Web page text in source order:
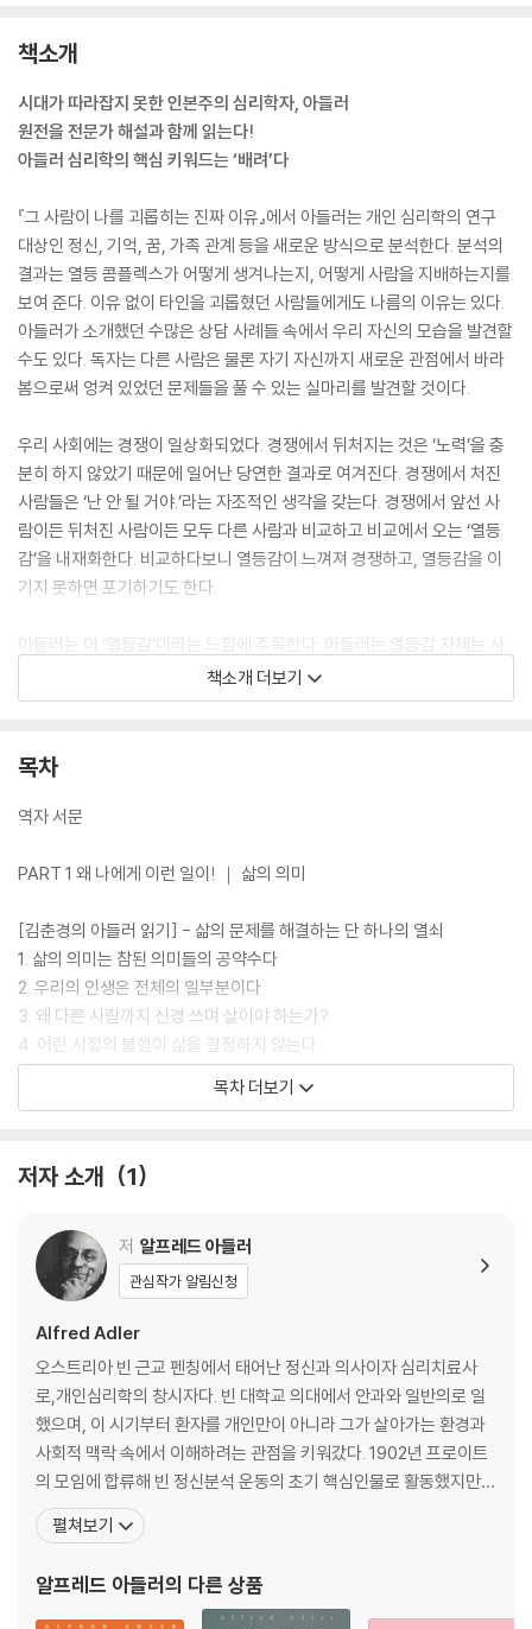
책소개
시대가 따라잡지 못한 인본주의 심리학자, 아들러
원전을 전문가 해설과 함께 읽는다!
아들러 심리학의 핵심 키워드는 ‘배려’다
『그 사람이 나를 괴롭히는 진짜 이유』에서 아들러는 개인 심리학의 연구
대상인 정신, 기억, 꿈, 가족 관계 등을 새로운 방식으로 분석한다. 분석의
결과는 열등 콤플렉스가 어떻게 생겨나는지, 어떻게 사람을 지배하는지를
보여 준다. 이유 없이 타인을 괴롭혔던 사람들에게도 나름의 이유는 있다.
아들러가 소개했던 수많은 상담 사례들 속에서 우리 자신의 모습을 발견할
수도 있다. 독자는 다른 사람은 물론 자기 자신까지 새로운 관점에서 바라
봄으로써 엉켜 있었던 문제들을 풀 수 있는 실마리를 발견할 것이다.
우리 사회에는 경쟁이 일상화되었다. 경쟁에서 뒤처지는 것은 ‘노력’을 충
분히 하지 않았기 때문에 일어난 당연한 결과로 여겨진다. 경쟁에서 처진
사람들은 ‘난 안 될 거야.’라는 자조적인 생각을 갖는다. 경쟁에서 앞선 사
람이든 뒤처진 사람이든 모두 다른 사람과 비교하고 비교에서 오는 ‘열등
감’을 내재화한다. 비교하다보니 열등감이 느껴져 경쟁하고, 열등감을 이
기지 못하면 포기하기도 한다.
아들러는 이 ‘열등감’이라는 느낌에 주목한다. 아들러는 열등감 자체는 사
람을 움직이게 하는 동력이지만 지나치게 되면 문제가 된다고 본다. 그 문
제란 바로 ‘타인에 대한 관심의 결여’다. 경쟁에서 승리한 사람들은 열등감
서 밀려난 사람들은 무기력해져 타인에게 의지하려 한다. 지나친 열등감에
이지 않는다.
서로에 대한 관심과 배려가 부족해지는 순간, 사람들은 자신의 열등감 극
사람, 스스로를 과시하느라 다른 사람을 무시하는 사람, 무신경한 말들로
상처를 주는 사람……. 도무지 이해할 수 없을 만큼 계속 나를 괴롭히는 사
람들이 주변에 있는가? 그렇다면 이 책에 있는 아들러의 목소리에 귀를 기
울여 보자.
『그 사람이 나를 괴롭히는 진짜 이유』는 알프레트 아들러가 1931년에 저
술한 대표 저서 『What Life Could Mean to You I』를 옮긴 책이다. 『행
적으로 분석하고 있다.
책소개 더보기
목차
역자 서문
PART 1 왜 나에게 이런 일이! ｜ 삶의 의미
[김춘경의 아들러 읽기] - 삶의 문제를 해결하는 단 하나의 열쇠
1. 삶의 의미는 참된 의미들의 공약수다
2. 우리의 인생은 전체의 일부분이다
3. 왜 다른 사람까지 신경 쓰며 살아야 하는가?
4. 어린 시절의 불행이 삶을 결정하지 않는다
5. 모든 기억과 꿈은 선택된 기념품이다
6. 협동하는 삶에서 일어나는 일들
PART 2 이상한 행동에는 이유가 있다 ｜ 마음과 몸
[김춘경의 아들러 읽기] - 다른 사람을 ‘지배’하고 싶은 마음
1. 움직임에는 목표가 있다
2. 목표 달성의 도구, 감정
3. 육체는 정신의 특징을 반영한다
PART 3 아무것도 하지 않는 사람과 어떻게든 해내려는 사람 ｜ 열등감과
우월감
1. 타인을 노예로 만드는 전략
목차 더보기
저자 소개 1
저 알프레드 아들러
관심작가 알림신청
Alfred Adler
오스트리아 빈 근교 펜칭에서 태어난 정신과 의사이자 심리치료사
로,개인심리학의 창시자다. 빈 대학교 의대에서 안과와 일반의로 일
했으며, 이 시기부터 환자를 개인만이 아니라 그가 살아가는 환경과
사회적 맥락 속에서 이해하려는 관점을 키워갔다. 1902년 프로이트
의 모임에 합류해 빈 정신분석 운동의 초기 핵심인물로 활동했지만,
인간을 성적 충동보다 목적, 열등감, 보상, 사회적 관계 속에서 이해
해야 한다는 견해를 발전시키며 1911년 결별했다. 아들러는 1907년
기질』을 통해 자신의 이론을 본격화했다. 그는 인간
펼쳐보기
알프레드 아들러의 다른 상품